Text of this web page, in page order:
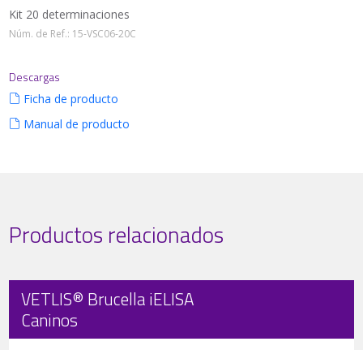
Kit 20 determinaciones
Núm. de Ref.: 15-VSC06-20C
Descargas
Ficha de producto
Manual de producto
Productos relacionados
VETLIS® Brucella iELISA
Caninos